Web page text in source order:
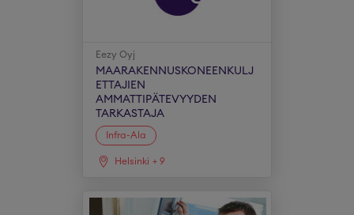
Eezy Oyj
MAARAKENNUSKONEENKULJ
ETTAJIEN
AMMATTIPÄTEVYYDEN
TARKASTAJA
Infra-Ala
Helsinki + 9